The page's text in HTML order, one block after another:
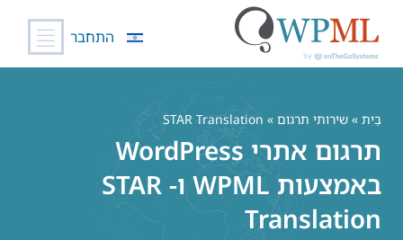
התחבר
בַּיִת » שירותי תרגום » STAR Translation
תרגום אתרי WordPress
באמצעות WPML ו- STAR
Translation